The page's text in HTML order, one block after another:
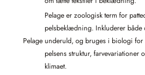
Pelage
Pelage er zoologisk term for
pelsbeklædning. Inkluderer
underuld, og bruges i biologi for
pelsens struktur, farvevariationer
klimaet.